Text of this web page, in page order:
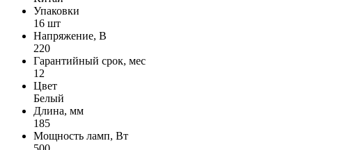
Упаковки
16 шт
Напряжение, В
220
Гарантийный срок, мес
12
Цвет
Белый
Длина, мм
185
Мощность ламп, Вт